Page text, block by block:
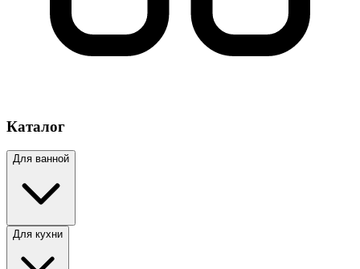
Каталог
Для ванной
Для кухни